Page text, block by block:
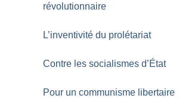
révolutionnaire
L’inventivité du prolétariat
Contre les socialismes d’État
Pour un communisme libertaire